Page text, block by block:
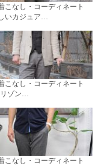
こなし・コーディネート
いカジュア…
こなし・コーディネート
ゾン…
こなし・コーディネート